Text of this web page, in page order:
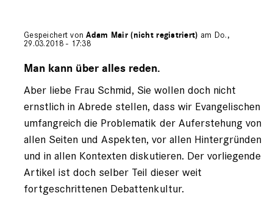
Gespeichert vonAdam Mair (nicht registriert) am Do.,
29.03.2018 - 17:38
auf
Thea
Schmid
registriert)
Man kann über alles reden.
Aber liebe Frau Schmid, Sie wollen doch nicht
ernstlich in Abrede stellen, dass wir Evangelischen
umfangreich die Problematik der Auferstehung von
allen Seiten und Aspekten, vor allen Hintergründen
und in allen Kontexten diskutieren. Der vorliegende
Artikel ist doch selber Teil dieser weit
fortgeschrittenen Debattenkultur.